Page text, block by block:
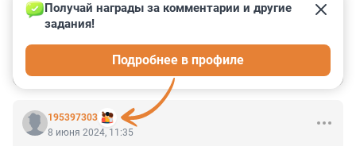
195397303
Получай награды за комментарии и другие
задания!
Подробнее в профиле
8 июня 2024, 11:35